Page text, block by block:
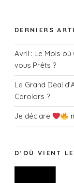
DERNIERS
Avril : Le Mois
vous Prêts ?
Le Grand Deal
Carolors ?
Je déclare
D’OÙ VIENT